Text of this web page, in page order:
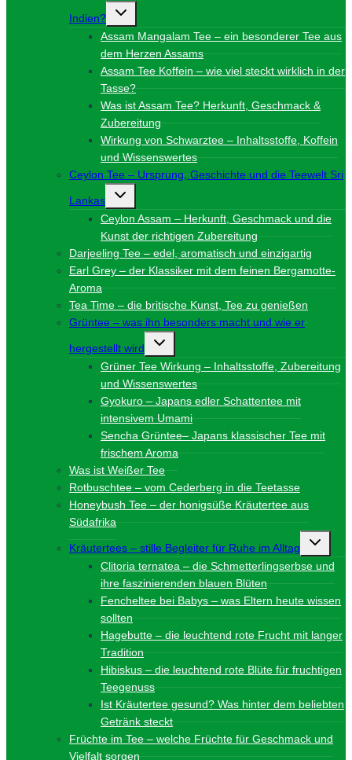
Indien?
Untermenü
Assam Mangalam Tee – ein besonderer Tee aus
dem Herzen Assams
Assam Tee Koffein – wie viel steckt wirklich in der
Tasse?
Was ist Assam Tee? Herkunft, Geschmack &
Zubereitung
Wirkung von Schwarztee – Inhaltsstoffe, Koffein
und Wissenswertes
Ceylon Tee – Ursprung, Geschichte und die Teewelt Sri
Lankas
Untermenü
Ceylon Assam – Herkunft, Geschmack und die
Kunst der richtigen Zubereitung
Darjeeling Tee – edel, aromatisch und einzigartig
Earl Grey – der Klassiker mit dem feinen Bergamotte-
Aroma
Tea Time – die britische Kunst, Tee zu genießen
Grüntee – was ihn besonders macht und wie er
hergestellt wird
Untermenü
Grüner Tee Wirkung – Inhaltsstoffe, Zubereitung
und Wissenswertes
Gyokuro – Japans edler Schattentee mit
intensivem Umami
Sencha Grüntee– Japans klassischer Tee mit
frischem Aroma
Was ist Weißer Tee
Rotbuschtee – vom Cederberg in die Teetasse
Honeybush Tee – der honigsüße Kräutertee aus
Südafrika
Kräutertees – stille Begleiter für Ruhe im Alltag
Clitoria ternatea – die Schmetterlingserbse und
ihre faszinierenden blauen Blüten
Fencheltee bei Babys – was Eltern heute wissen
sollten
Hagebutte – die leuchtend rote Frucht mit langer
Tradition
Hibiskus – die leuchtend rote Blüte für fruchtigen
Teegenuss
Ist Kräutertee gesund? Was hinter dem beliebten
Getränk steckt
Früchte im Tee – welche Früchte für Geschmack und
Vielfalt sorgen